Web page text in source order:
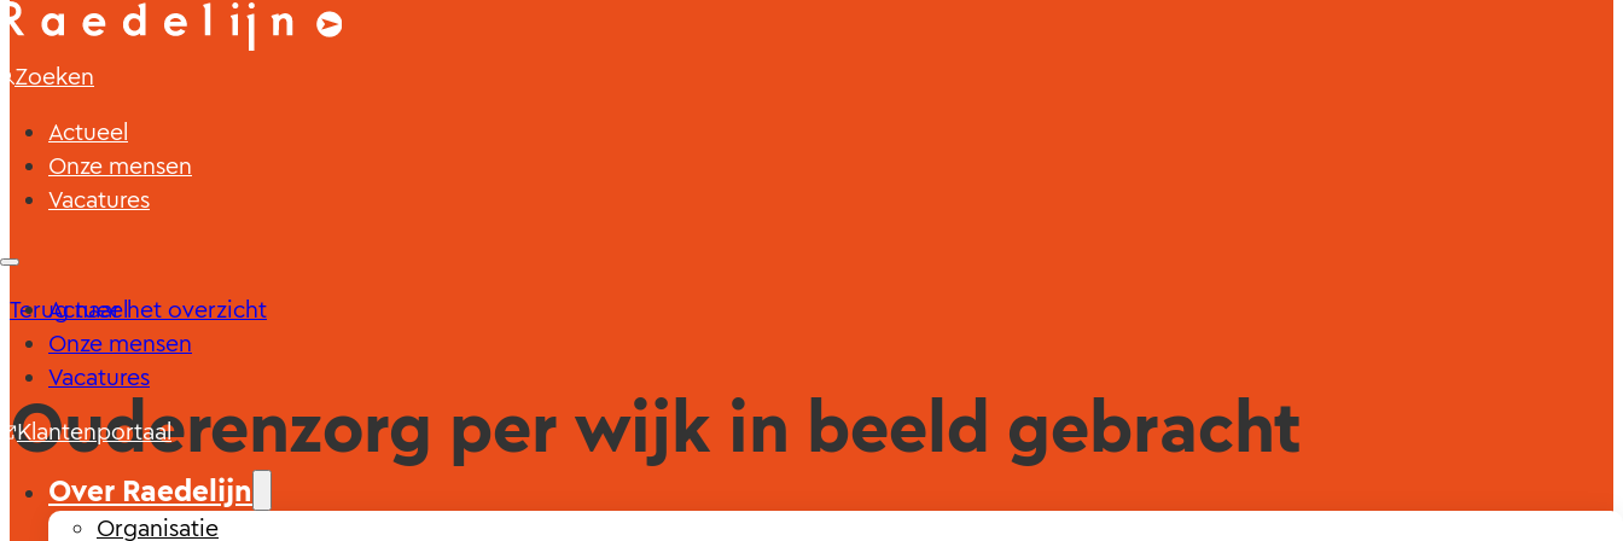
Zoeken
Actueel
Onze mensen
Vacatures
Actueel
Onze mensen
Vacatures
Klantenportaal
Over Raedelijn
Organisatie
Terug naar het overzicht
Ouderenzorg per wijk in beeld gebracht